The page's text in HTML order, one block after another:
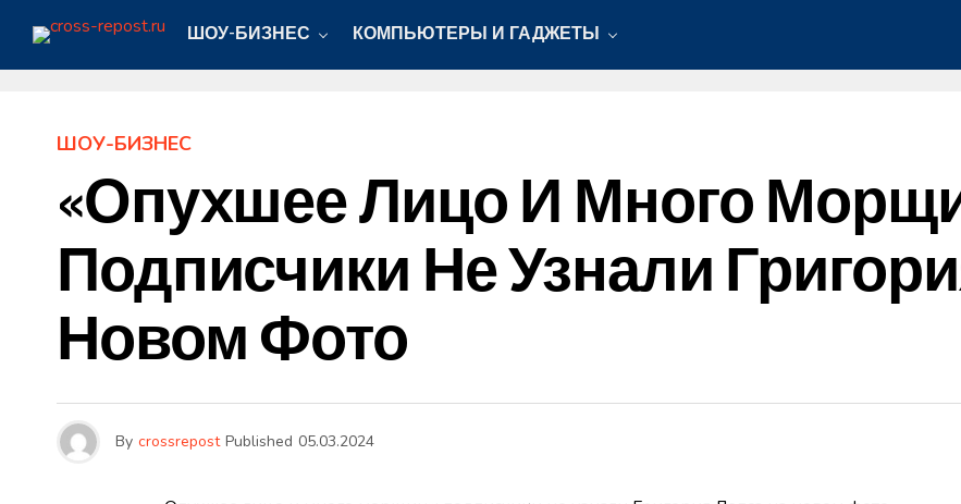
ШОУ-БИЗНЕС КОМПЬЮТЕРЫ И ГАДЖЕТЫ
ШОУ-БИЗНЕС
«Опухшее Лицо И Много
Подписчики Не Узнали
Новом Фото
By crossrepost Published 05.03.2024